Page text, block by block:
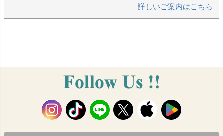
詳しいご案内はこちら